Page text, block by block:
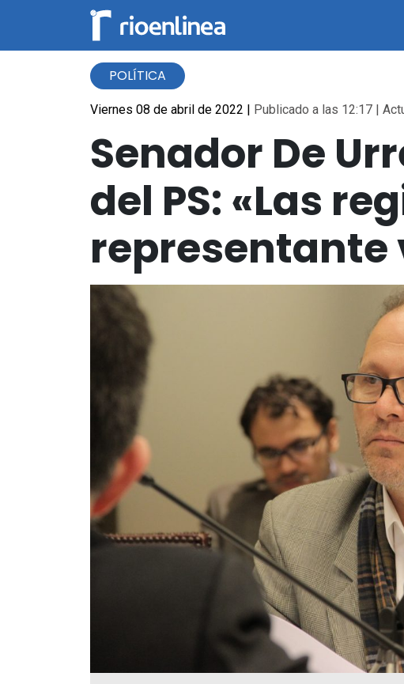
POLÍTICA
Viernes 08 de abril de 2022 | Publicado a las 12:17 |
Senador De
del PS: «Las
representante